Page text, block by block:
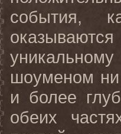
события,
шоуменом
и более
обеих